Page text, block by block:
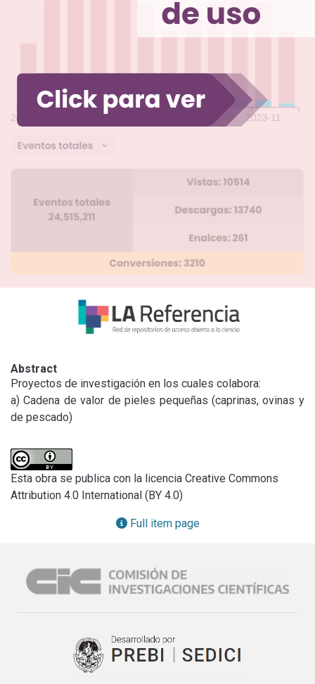
Abstract
Proyectos de investigación en los cuales colabora:
a) Cadena de valor de pieles pequeñas (caprinas, ovinas y
de pescado)
Esta obra se publica con la licencia Creative Commons
Attribution 4.0 International (BY 4.0)
Full item page